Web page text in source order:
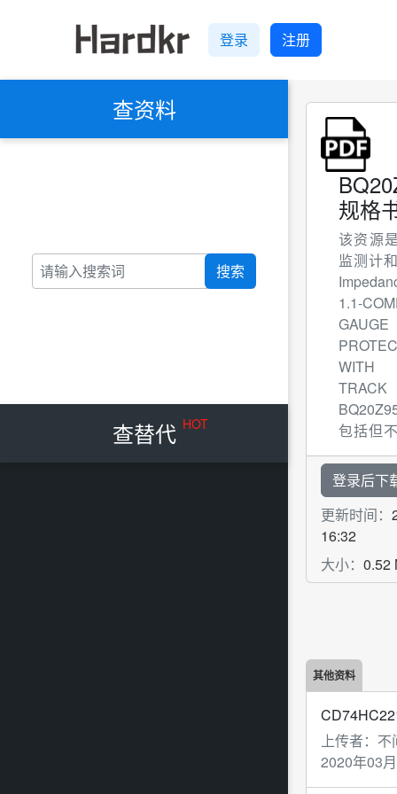
登录 注册
查资料
搜索
查替代 HOT
规格
该资源
监测计
1.1-
WITH
包括但
图等资
非常有
登录后下
更新时间：
16:32
大小： 0.52
其他资料
上传者： 不
2020年03